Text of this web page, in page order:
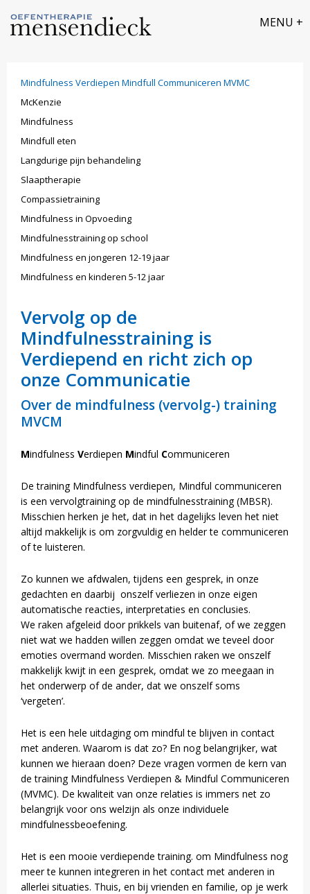
Mindfulness Verdiepen Mindfull Communiceren MVMC
​McKenzie
​Mindfulness
Mindfull eten
Langdurige pijn behandeling
Slaaptherapie
Compassietraining
Mindfulness in Opvoeding
Mindfulnesstraining op school
Mindfulness en jongeren 12-19 jaar
Mindfulness en kinderen 5-12 jaar
Vervolg op de
Mindfulnesstraining is
Verdiepend en richt zich op
onze Communicatie
Over de mindfulness (vervolg-) training
MVCM
Mindfulness Verdiepen Mindful Communiceren
De training Mindfulness verdiepen, Mindful communiceren
is een vervolgtraining op de mindfulnesstraining (MBSR).
Misschien herken je het, dat in het dagelijks leven het niet
altijd makkelijk is om zorgvuldig en helder te communiceren
of te luisteren.
Zo kunnen we afdwalen, tijdens een gesprek, in onze
gedachten en daarbij onszelf verliezen in onze eigen
automatische reacties, interpretaties en conclusies.
We raken afgeleid door prikkels van buitenaf, of we zeggen
niet wat we hadden willen zeggen omdat we teveel door
emoties overmand worden. Misschien raken we onszelf
makkelijk kwijt in een gesprek, omdat we zo meegaan in
het onderwerp of de ander, dat we onszelf soms
‘vergeten’.
Het is een hele uitdaging om mindful te blijven in contact
met anderen. Waarom is dat zo? En nog belangrijker, wat
kunnen we hieraan doen? Deze vragen vormen de kern van
de training Mindfulness Verdiepen & Mindful Communiceren
(MVMC). De kwaliteit van onze relaties is immers net zo
belangrijk voor ons welzijn als onze individuele
mindfulnessbeoefening.
Het is een mooie verdiepende training. om Mindfulness nog
meer te kunnen integreren in het contact met anderen in
allerlei situaties. Thuis, en bij vrienden en familie, op je werk